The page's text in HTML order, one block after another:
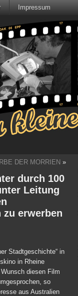
Impressum
DER MORRIEN »
durch 100
Leitung
erwerben
Stadtgeschichte“ in
in Rheine
diesen Film
so
aus Australien